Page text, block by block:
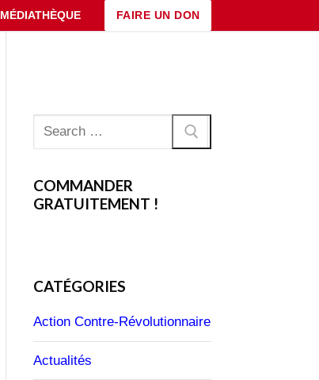
MÉDIATHÈQUE FAIRE UN DON
Rechercher
:
COMMANDER
GRATUITEMENT !
CATÉGORIES
Action Contre-Révolutionnaire
Actualités